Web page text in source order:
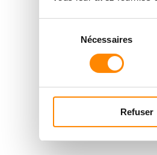
consentement
Nécessaires
Refuser